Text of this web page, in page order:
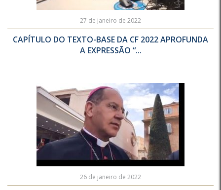
27 de janeiro de 2022
CAPÍTULO DO TEXTO-BASE DA CF 2022 APROFUNDA
A EXPRESSÃO “...
26 de janeiro de 2022